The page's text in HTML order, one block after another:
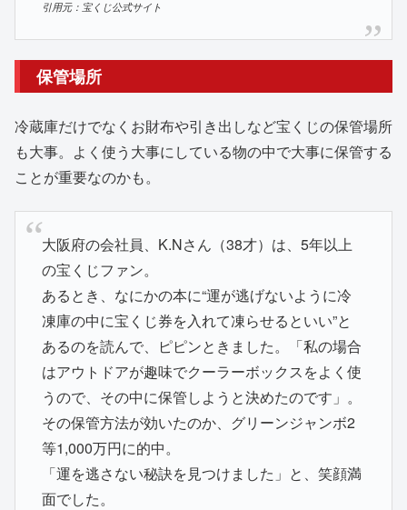
引用元：宝くじ公式サイト
保管場所
冷蔵庫だけでなくお財布や引き出しなど宝くじの保管場所
も大事。よく使う大事にしている物の中で大事に保管する
ことが重要なのかも。
大阪府の会社員、K.Nさん（38才）は、5年以上
の宝くじファン。
あるとき、なにかの本に“運が逃げないように冷
凍庫の中に宝くじ券を入れて凍らせるといい”と
あるのを読んで、ピピンときました。「私の場合
はアウトドアが趣味でクーラーボックスをよく使
うので、その中に保管しようと決めたのです」。
その保管方法が効いたのか、グリーンジャンボ2
等1,000万円に的中。
「運を逃さない秘訣を見つけました」と、笑顔満
面でした。